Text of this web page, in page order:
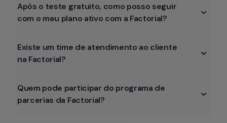
Após o teste gratuito, como posso seguir
com o meu plano ativo com a Factorial?
Existe um time de atendimento ao cliente
na Factorial?
Quem pode participar do programa de
parcerias da Factorial?